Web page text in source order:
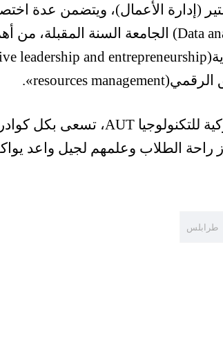
(إدارة الأعمال)، ويتضمن عدة
الجامعة السنة المقبلة، من (Data
leadership and entrepreneurship)
resources management)الرقمي
للتكنولوجيا
، تسعى بكل
راحة الطلاب وعلمهم لجيل واعد
طرابلس